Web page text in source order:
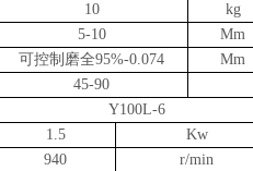
10
kg
5-10
Mm
可控制磨全95%-0.074
Mm
45-90
Y100L-6
1.5
Kw
940
r/min